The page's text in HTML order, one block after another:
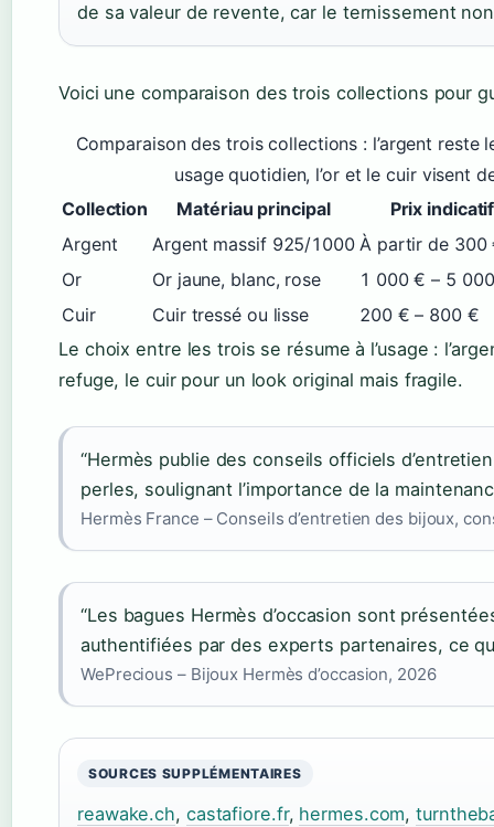
de sa valeur de revente, car le ternissement
Voici une comparaison des trois collections pour
Comparaison des trois collections : l’argent
usage quotidien, l’or et le cuir visent
Collection
Matériau principal
Prix indicatif
Argent
Argent massif 925/1000 À partir de 300
Or
Or jaune, blanc, rose
1 000 € – 5
Cuir
Cuir tressé ou lisse
200 € – 800 €
Le choix entre les trois se résume à l’usage :
refuge, le cuir pour un look original mais fragile.
“Hermès publie des conseils officiels
perles, soulignant l’importance de la
Hermès France – Conseils d’entretien des bijoux,
“Les bagues Hermès d’occasion sont
authentifiées par des experts partenaires, ce
WePrecious – Bijoux Hermès d’occasion, 2026
SOURCES SUPPLÉMENTAIRES
reawake.ch, castafiore.fr, hermes.com,